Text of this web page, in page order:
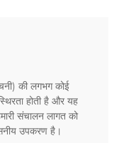
की लगभग कोई
होती है और यह
संचालन लागत को
उपकरण है।